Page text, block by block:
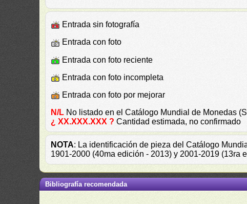
Entrada sin fotografía
Entrada con foto
Entrada con foto reciente
Entrada con foto incompleta
Entrada con foto por mejorar
N/L No listado en el Catálogo Mundial de Monedas
¿ XX.XXX.XXX ? Cantidad estimada, no confirmado
NOTA: La identificación de pieza del Catálogo
1901-2000 (40ma edición - 2013) y 2001-2019 (13ra
Bibliografía recomendada